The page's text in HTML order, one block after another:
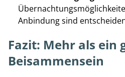
Anbindung sind
Fazit: Mehr als ein
Beisammensein